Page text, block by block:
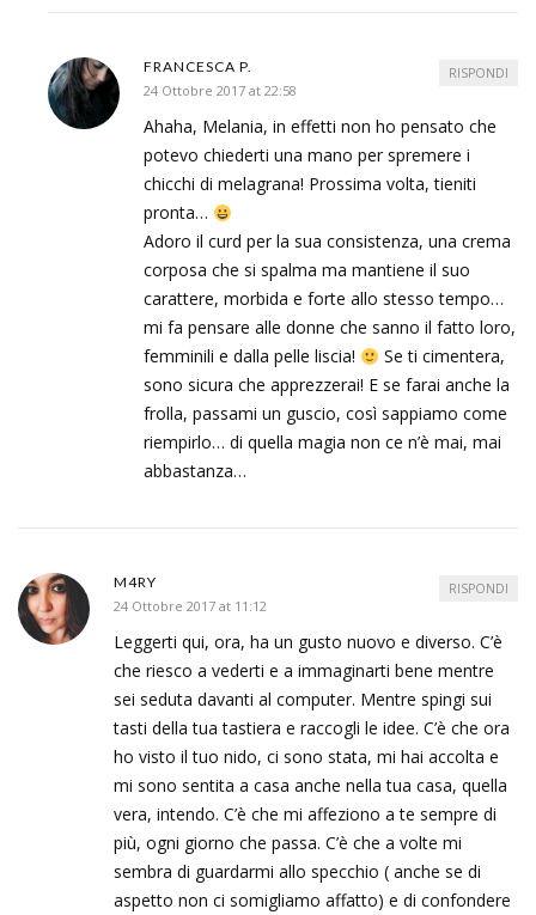
FRANCESCA P.
24 Ottobre 2017 at 22:58
Ahaha, Melania, in effetti non ho pensato che
potevo chiederti una mano per spremere i
chicchi di melagrana! Prossima volta, tieniti
pronta…
Adoro il curd per la sua consistenza, una crema
corposa che si spalma ma mantiene il suo
carattere, morbida e forte allo stesso tempo…
mi fa pensare alle donne che sanno il fatto loro,
femminili e dalla pelle liscia!
Se ti cimentera,
sono sicura che apprezzerai! E se farai anche la
frolla, passami un guscio, così sappiamo come
riempirlo… di quella magia non ce n’è mai, mai
abbastanza…
RISPONDI
M4RY
24 Ottobre 2017 at 11:12
Leggerti qui, ora, ha un gusto nuovo e diverso. C’è
che riesco a vederti e a immaginarti bene mentre
sei seduta davanti al computer. Mentre spingi sui
tasti della tua tastiera e raccogli le idee. C’è che ora
ho visto il tuo nido, ci sono stata, mi hai accolta e
mi sono sentita a casa anche nella tua casa, quella
vera, intendo. C’è che mi affeziono a te sempre di
più, ogni giorno che passa. C’è che a volte mi
sembra di guardarmi allo specchio ( anche se di
aspetto non ci somigliamo affatto) e di confondere
RISPONDI